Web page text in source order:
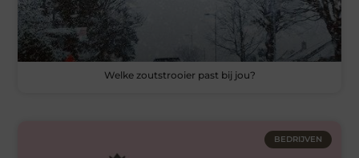
Welke zoutstrooier past bij jou?
BEDRIJVEN